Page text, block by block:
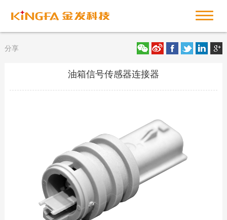
分享
油箱信号传感器连接器